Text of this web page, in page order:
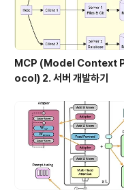
MCP (Model Context
ocol) 2. 서버 개발하기